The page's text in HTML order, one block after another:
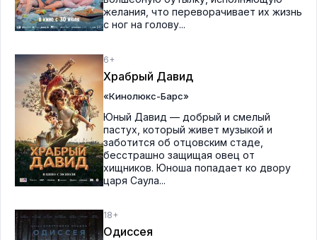
желания, что переворачивает их жизнь
с ног на голову...
6+
Храбрый Давид
«Кинолюкс-Барс»
Юный Давид — добрый и смелый
пастух, который живет музыкой и
заботится об отцовским стаде,
бесстрашно защищая овец от
хищников. Юноша попадает ко двору
царя Саула...
18+
Одиссея